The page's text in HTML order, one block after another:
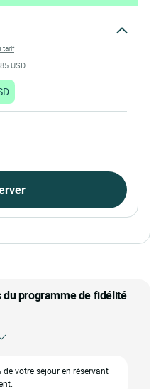
tarif
USD
programme de fidélité
de votre séjour en réservant